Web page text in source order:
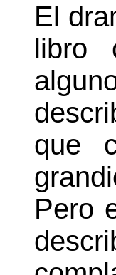
El
libro
que
Pero